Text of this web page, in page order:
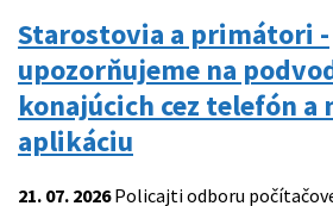
Starostovia a primátori -
upozorňujeme na
konajúcich cez telefón a
aplikáciu
21. 07. 2026Policajti odboru